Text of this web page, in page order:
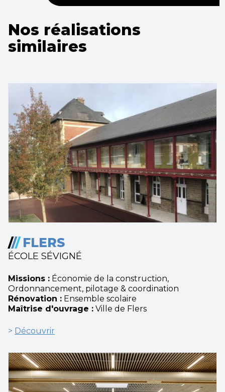
Nos réalisations
similaires
/// FLERS
ÉCOLE SÉVIGNÉ
Missions : Économie de la construction,
Ordonnancement, pilotage & coordination
Rénovation : Ensemble scolaire
Maîtrise d'ouvrage : Ville de Flers
> Découvrir